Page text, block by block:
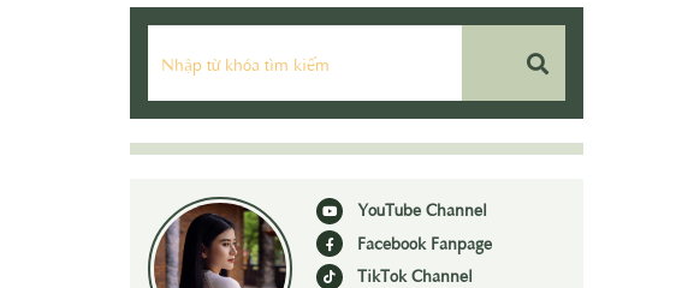
YouTube Channel
Facebook Fanpage
TikTok Channel